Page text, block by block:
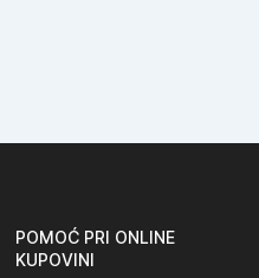
POMOĆ PRI ONLINE
KUPOVINI